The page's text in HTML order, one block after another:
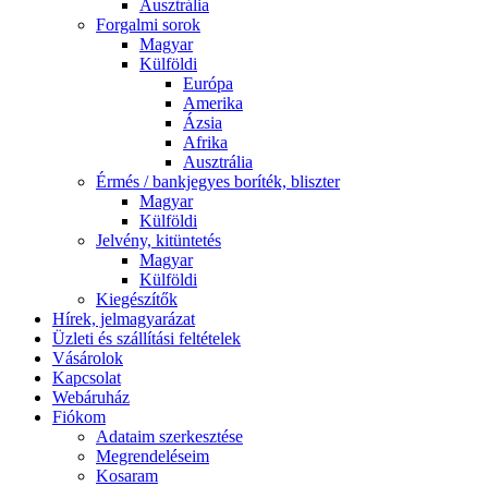
Ausztrália
Forgalmi sorok
Magyar
Külföldi
Európa
Amerika
Ázsia
Afrika
Ausztrália
Érmés / bankjegyes boríték, bliszter
Magyar
Külföldi
Jelvény, kitüntetés
Magyar
Külföldi
Kiegészítők
Hírek, jelmagyarázat
Üzleti és szállítási feltételek
Vásárolok
Kapcsolat
Webáruház
Fiókom
Adataim szerkesztése
Megrendeléseim
Kosaram